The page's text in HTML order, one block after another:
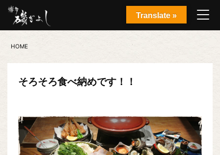
HOME
そろそろ食べ納めです！！
Translate »